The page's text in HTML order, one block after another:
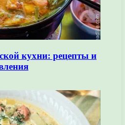
кухни: рецепты и